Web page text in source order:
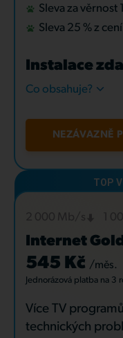
Sleva za věrnost
Sleva 25 % z
Instalace
Co obsahuje?
NEZÁVAZNĚ
Internet
545 Kč /měs.
Jednorázová platba na 3
Více TV
technických